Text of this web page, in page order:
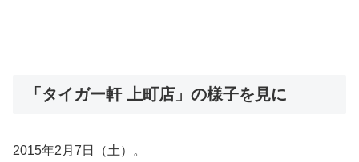
「タイガー軒 上町店」の様子を見に
2015年2月7日（土）。